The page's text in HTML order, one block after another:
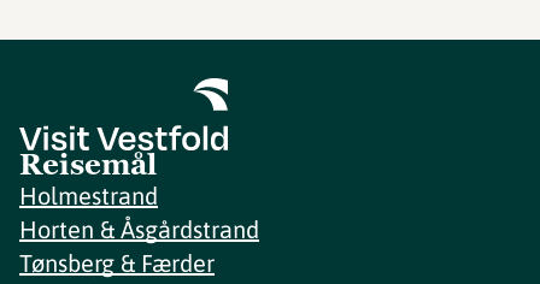
Reisemål
Holmestrand
Horten & Åsgårdstrand
Tønsberg & Færder